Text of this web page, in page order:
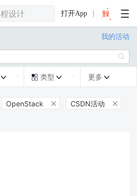
打开App
我的活动

  类型  更多 
OpenStack  CSDN活动 